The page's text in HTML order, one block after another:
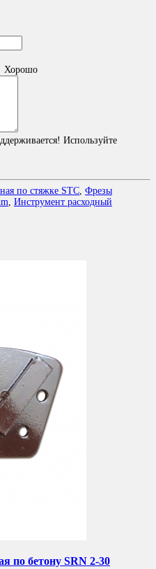
Хорошо
Используйте
по стяжке STC Фрезы
Инструмент расходный
по бетону SRN 2-30